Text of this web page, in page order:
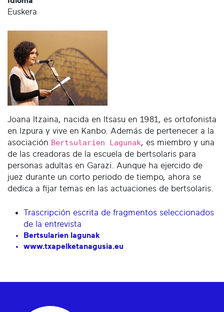
Euskera
Joana Itzaina, nacida en Itsasu en 1981, es ortofonista
en Izpura y vive en Kanbo. Además de pertenecer a la
asociación Bertsularien Lagunak, es miembro y una
de las creadoras de la escuela de bertsolaris para
personas adultas en Garazi. Aunque ha ejercido de
juez durante un corto periodo de tiempo, ahora se
dedica a fijar temas en las actuaciones de bertsolaris.
Trascripción escrita de fragmentos seleccionados
de la entrevista
Bertsularien lagunak
www.txapelketanagusia.eu